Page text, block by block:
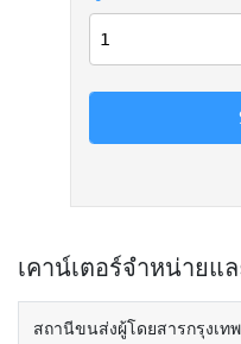
เคาน์เตอร์จำหน่ายแ
สถานีขนส่งผู้โดยสารกรุงเทพ